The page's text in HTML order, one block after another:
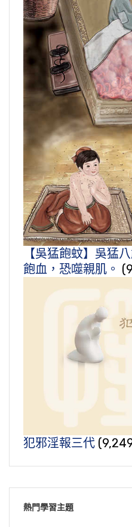
【吳猛飽蚊】吳猛
飽血，恐噬親肌。
犯邪淫報三代
熱門學習主題